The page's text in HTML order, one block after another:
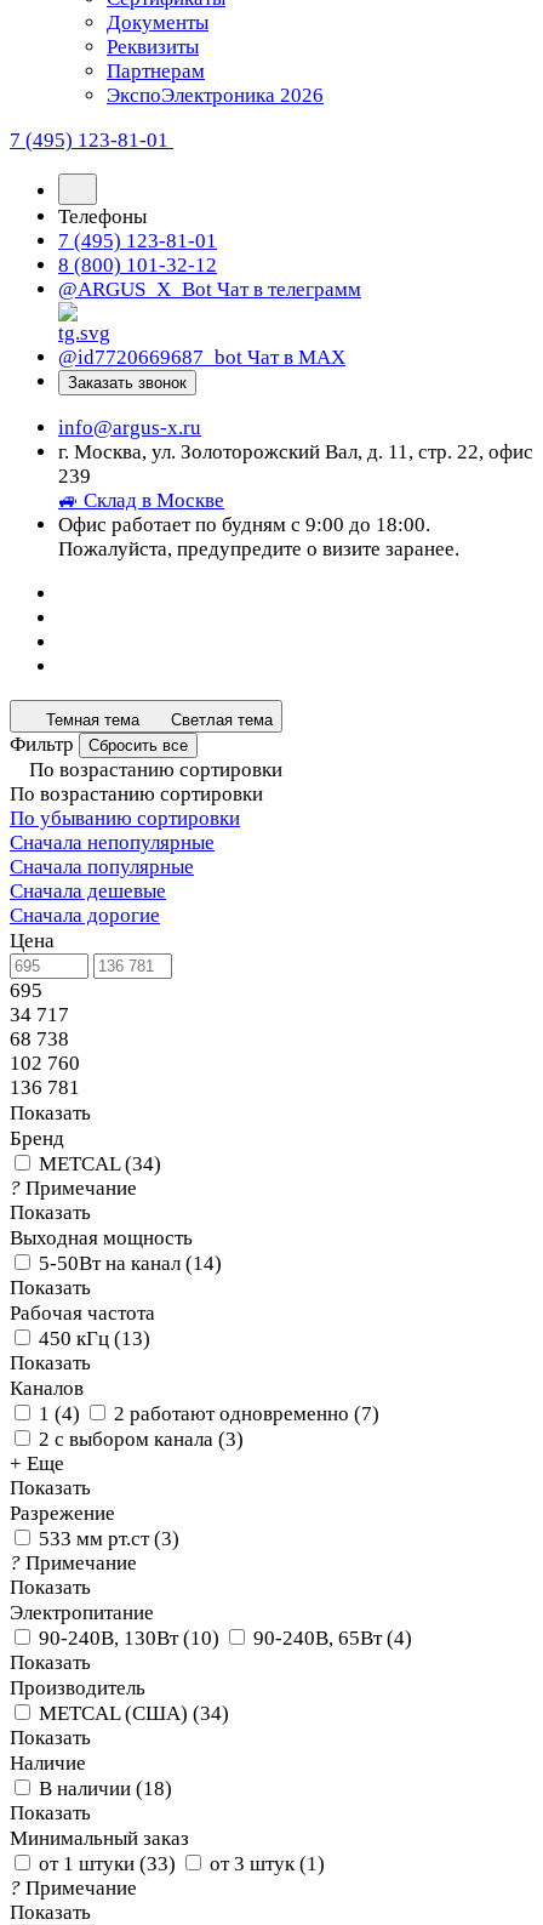
Документы
Реквизиты
Партнерам
ЭкспоЭлектроника 2026
7 (495) 123-81-01
Телефоны
7 (495) 123-81-01
8 (800) 101-32-12
@ARGUS_X_Bot Чат в телеграмм
@id7720669687_bot Чат в МАХ
Заказать звонок
info@argus-x.ru
г. Москва, ул. Золоторожский Вал, д. 11, стр. 22, офис
239
🚙 Склад в Москве
Офис работает по будням с 9:00 до 18:00.
Пожалуйста, предупредите о визите заранее.
Темная тема Светлая тема
Фильтр Сбросить все
По возрастанию сортировки
По возрастанию сортировки
По убыванию сортировки
Сначала непопулярные
Сначала популярные
Сначала дешевые
Сначала дорогие
Цена
695
34 717
68 738
102 760
136 781
Показать
Бренд
METCAL(34)
? Примечание
Показать
Выходная мощность
5-50Вт на канал (14)
Показать
Рабочая частота
450 кГц (13)
Показать
Каналов
1 (4) 2 работают одновременно (7)
2 с выбором канала (3)
+ Еще
Показать
Разрежение
533 мм рт.ст(3)
? Примечание
Показать
Электропитание
90-240В, 130Вт(10) 90-240В, 65Вт(4)
Показать
Производитель
METCAL (США) (34)
Показать
Наличие
В наличии (18)
Показать
Минимальный заказ
от 1 штуки (33) от 3 штук (1)
? Примечание
Показать